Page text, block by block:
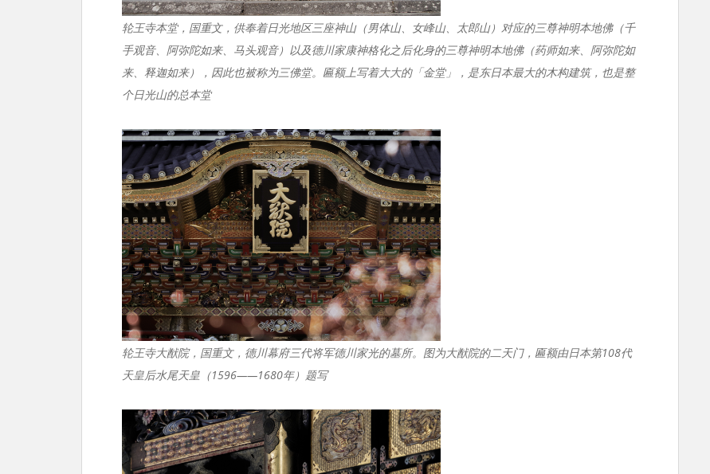
轮王寺本堂，国重文，供奉着日光地区三座神山（男体山、女峰山、太郎山）对应的三尊神明本地佛（千
手观音、阿弥陀如来、马头观音）以及德川家康神格化之后化身的三尊神明本地佛（药师如来、阿弥陀如
来、释迦如来），因此也被称为三佛堂。匾额上写着大大的「金堂」，是东日本最大的木构建筑，也是整
个日光山的总本堂
轮王寺大猷院，国重文，德川幕府三代将军德川家光的墓所。图为大猷院的二天门，匾额由日本第108代
天皇后水尾天皇（1596——1680年）题写